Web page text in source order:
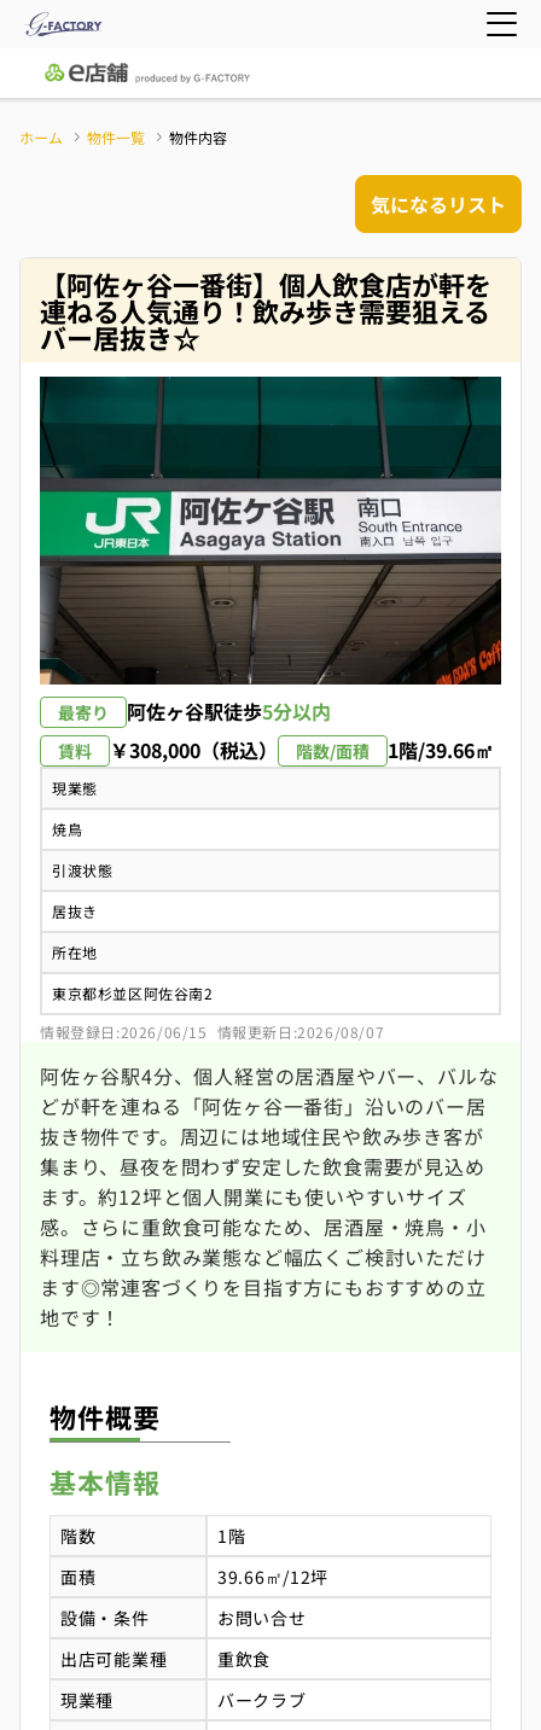
ホーム 物件一覧 物件内容
気になるリスト
【阿佐ヶ谷一番街】個人飲食店が軒を
連ねる人気通り！飲み歩き需要狙える
バー居抜き☆
最寄り 阿佐ヶ谷駅徒歩5分以内
賃料 ￥308,000（税込） 階数/面積 1階/39.66㎡
現業態
焼鳥
引渡状態
居抜き
所在地
東京都杉並区阿佐谷南2
情報登録日:2026/06/15 情報更新日:2026/08/07
阿佐ヶ谷駅4分、個人経営の居酒屋やバー、バルな
どが軒を連ねる「阿佐ヶ谷一番街」沿いのバー居
抜き物件です。周辺には地域住民や飲み歩き客が
集まり、昼夜を問わず安定した飲食需要が見込め
ます。約12坪と個人開業にも使いやすいサイズ
感。さらに重飲食可能なため、居酒屋・焼鳥・小
料理店・立ち飲み業態など幅広くご検討いただけ
ます◎常連客づくりを目指す方にもおすすめの立
地です！
物件概要
基本情報
階数
1階
面積
39.66㎡/12坪
設備・条件
お問い合せ
出店可能業種
重飲食
現業種
バークラブ